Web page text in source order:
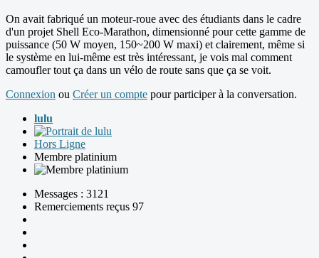
On avait fabriqué un moteur-roue avec des étudiants dans le cadre
d'un projet Shell Eco-Marathon, dimensionné pour cette gamme de
puissance (50 W moyen, 150~200 W maxi) et clairement, même si
le système en lui-même est très intéressant, je vois mal comment
camoufler tout ça dans un vélo de route sans que ça se voit.
Connexion ou Créer un compte pour participer à la conversation.
lulu
Hors Ligne
Membre platinium
Messages : 3121
Remerciements reçus 97